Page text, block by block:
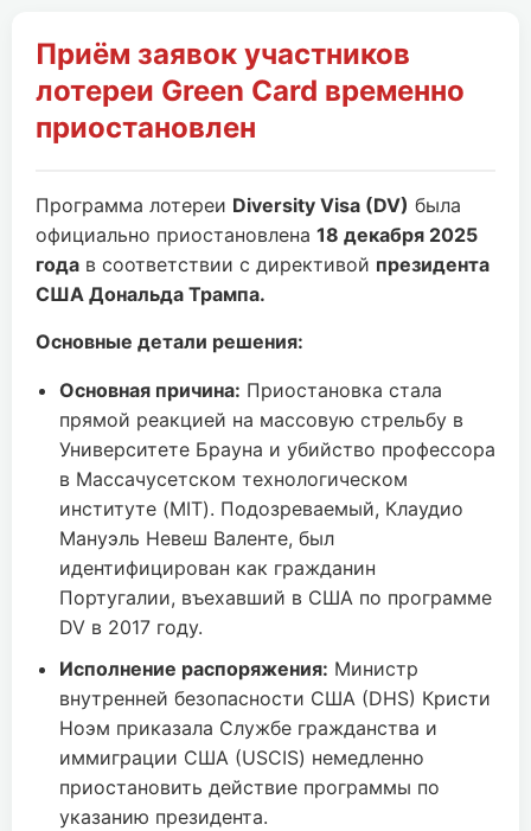
Приём заявок участников
лотереи Green Card временно
приостановлен
Программа лотереи Diversity Visa (DV) была
официально приостановлена 18 декабря 2025
года в соответствии с директивой президента
США Дональда Трампа.
Основные детали решения:
Основная причина: Приостановка стала
прямой реакцией на массовую стрельбу в
Университете Брауна и убийство профессора
в Массачусетском технологическом
институте (MIT). Подозреваемый, Клаудио
Мануэль Невеш Валенте, был
идентифицирован как гражданин
Португалии, въехавший в США по программе
DV в 2017 году.
Исполнение распоряжения: Министр
внутренней безопасности США (DHS) Кристи
Ноэм приказала Службе гражданства и
иммиграции США (USCIS) немедленно
приостановить действие программы по
указанию президента.